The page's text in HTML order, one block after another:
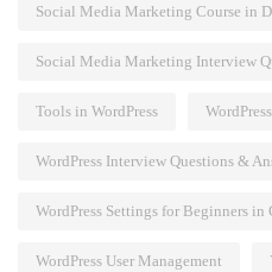
Social Media Marketing Course in
Social Media Marketing Interview
Tools in WordPress
WordPress Interview Questions &
WordPress Settings for Beginners in
WordPress User Management